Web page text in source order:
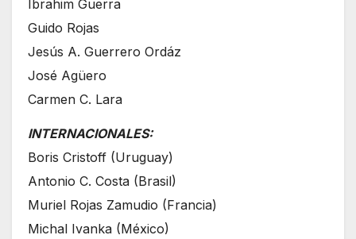
Ibrahim Guerra
Guido Rojas
Jesús A. Guerrero Ordáz
José Agüero
Carmen C. Lara
INTERNACIONALES:
Boris Cristoff (Uruguay)
Antonio C. Costa (Brasil)
Muriel Rojas Zamudio (Francia)
Michal Ivanka (México)